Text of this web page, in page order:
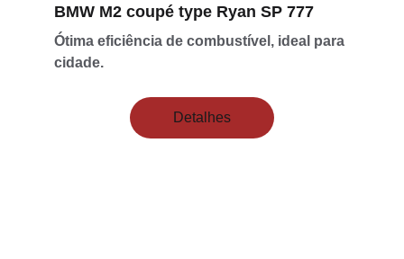
BMW M2 coupé type Ryan SP 777
Ótima eficiência de combustível, ideal para
cidade.
Detalhes